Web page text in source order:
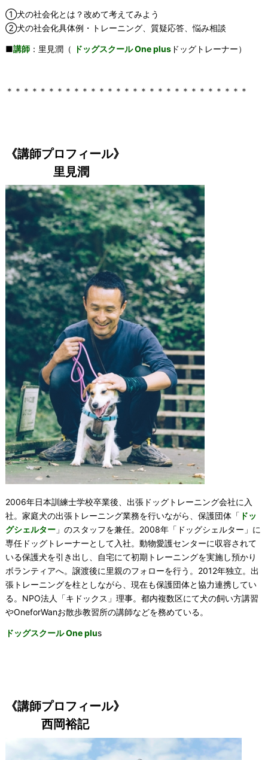
①犬の社会化とは？改めて考えてみよう
②犬の社会化具体例・トレーニング、質疑応答、悩み相談
■講師：里見潤（ ドッグスクール One plusドッグトレーナー）
＊＊＊＊＊＊＊＊＊＊＊＊＊＊＊＊＊＊＊＊＊＊＊＊＊＊＊＊＊
《講師プロフィール》
里見潤
2006年日本訓練士学校卒業後、出張ドッグトレーニング会社に入
社。家庭犬の出張トレーニング業務を行いながら、保護団体「 ドッ
グシェルター」のスタッフを兼任。2008年「ドッグシェルター」に
専任ドッグトレーナーとして入社。動物愛護センターに収容されて
いる保護犬を引き出し、自宅にて初期トレーニングを実施し預かり
ボランティアへ。譲渡後に里親のフォローを行う。2012年独立。出
張トレーニングを柱としながら、現在も保護団体と協力連携してい
る。NPO法人「キドックス」理事。都内複数区にて犬の飼い方講習
やOneforWanお散歩教習所の講師などを務めている。
ドッグスクール One plus
《講師プロフィール》
西岡裕記